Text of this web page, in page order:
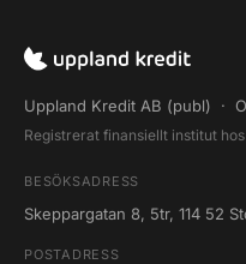
Uppland Kredit AB (publ) ·
Registrerat finansiellt institut
BESÖKSADRESS
Skeppargatan 8, 5tr, 114 52
POSTADRESS